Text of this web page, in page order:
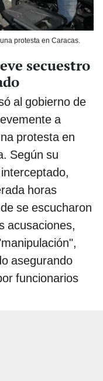
protesta en Caracas.
secuestro
al gobierno de
a
protesta en
Según su
horas
se escucharon
acusaciones,
asegurando
funcionarios